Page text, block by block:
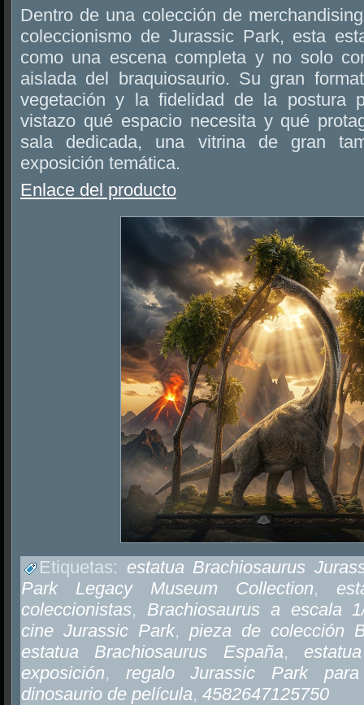
Dentro de una colección de
coleccionismo de Jurassic Park, esta
como una escena completa y no solo
aislada del braquiosaurio. Su gran
vegetación y la fidelidad de la postura
vistazo qué espacio necesita y qué
sala dedicada, una vitrina de gran
exposición temática.
Enlace del producto
Etiquetas: estatua Brachiosaurus
Park Legacy Museum Collection,
coleccionistas, Brachiosaurus a escala
cine Jurassic Park, pieza de colección
estatua Brachiosaurus España,
exposición, regalo Jurassic Park para
dinosaurio de película, 4582647125750